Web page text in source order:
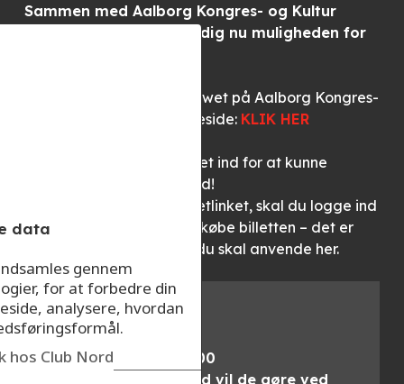
Sammen med Aalborg Kongres- og Kultur
Center giver Club Nord dig nu muligheden for
Du kan læse mere om showet på Aalborg Kongres-
og Kultur Centers hjemmeside: KLIK HER
HUSK: Du skal være logget ind for at kunne
benytte dig af dette tilbud!
Når du har klikket på billetlinket, skal du logge ind
på ticketmaster.dk for at købe billetten – det er
ikke dit Club Nord login, du skal anvende her.
Køb billet
5. november 2024 19:00
Rikke Stoklund – “Hvad vil de gøre ved
data
gennem
for at forbedre din
analysere, hvordan
hos Club Nord